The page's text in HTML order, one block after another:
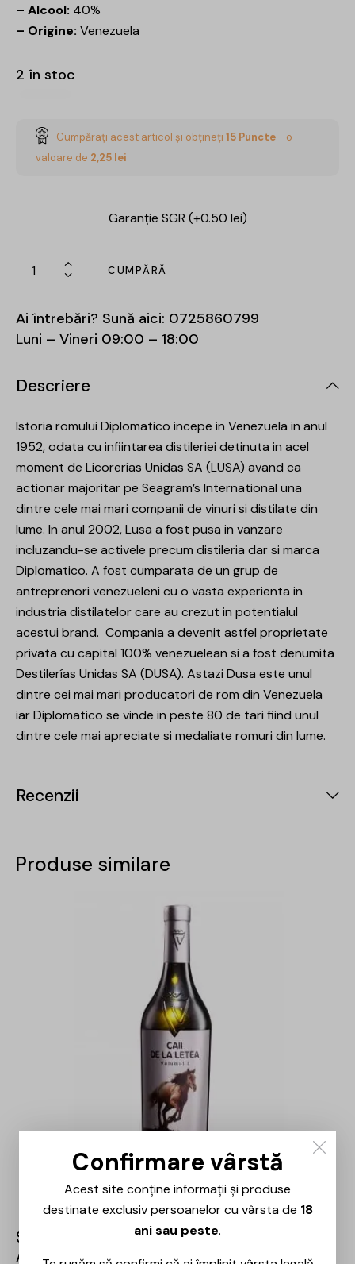
– Alcool: 40%
– Origine: Venezuela
2 în stoc
Cumpărați acest articol și obțineți 15 Puncte - o
valoare de 2,25 lei
Garanție SGR (+0.50 lei)
CUMPĂRĂ
Ai întrebări? Sună aici: 0725860799
Luni – Vineri 09:00 – 18:00
Descriere
Istoria romului Diplomatico incepe in Venezuela in anul
1952, odata cu infiintarea distileriei detinuta in acel
moment de Licorerías Unidas SA (LUSA) avand ca
actionar majoritar pe Seagram’s International una
dintre cele mai mari companii de vinuri si distilate din
lume. In anul 2002, Lusa a fost pusa in vanzare
incluzandu-se activele precum distileria dar si marca
Diplomatico. A fost cumparata de un grup de
antreprenori venezueleni cu o vasta experienta in
industria distilatelor care au crezut in potentialul
acestui brand. Compania a devenit astfel proprietate
privata cu capital 100% venezuelean si a fost denumita
Destilerías Unidas SA (DUSA). Astazi Dusa este unul
dintre cei mai mari producatori de rom din Venezuela
iar Diplomatico se vinde in peste 80 de tari fiind unul
dintre cele mai apreciate si medaliate romuri din lume.
Recenzii
Produse similare
Sarica Niculitel – Caii de la Letea Volumul I
Aligote – 0.75L
Confirmare vârstă
Acest site conține informații și produse
destinate exclusiv persoanelor cu vârsta de 18
ani sau peste.